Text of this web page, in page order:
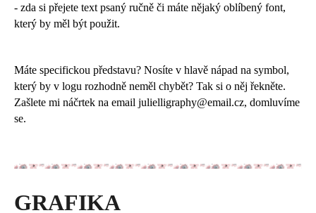
- zda si přejete text psaný ručně či máte nějaký oblíbený font,
který by měl být použit.
Máte specifickou představu? Nosíte v hlavě nápad na symbol,
který by v logu rozhodně neměl chybět? Tak si o něj řekněte.
Zašlete mi náčrtek na email julielligraphy@email.cz, domluvíme
se.
GRAFIKA